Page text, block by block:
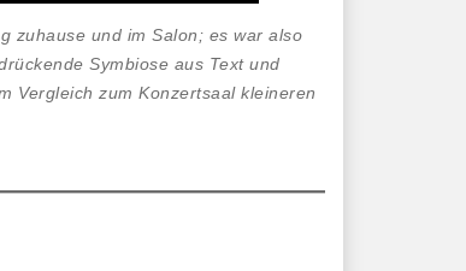
zuhause und im Salon; es war also
Symbiose aus Text und
Vergleich zum Konzertsaal kleineren